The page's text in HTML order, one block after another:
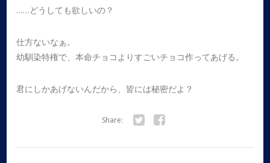
……どうしても欲しいの？
仕方ないなぁ。
幼馴染特権で、本命チョコよりすごいチョコ作ってあげる。
君にしかあげないんだから、皆には秘密だよ？
Share: